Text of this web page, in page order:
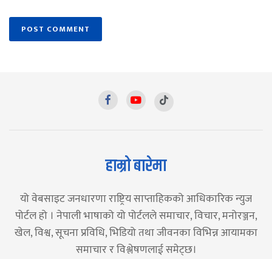
हाम्रो बारेमा
यो वेबसाइट जनधारणा राष्ट्रिय साप्ताहिकको आधिकारिक न्युज
पोर्टल हो । नेपाली भाषाको यो पोर्टलले समाचार, विचार, मनोरञ्जन,
खेल, विश्व, सूचना प्रविधि, भिडियो तथा जीवनका विभिन्न आयामका
समाचार र विश्लेषणलाई समेट्छ।